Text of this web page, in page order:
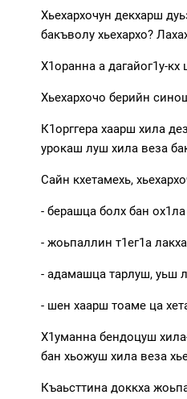
Хьехархочун декхарш
бакъволу хьехархо?
Х1оранна а дагайог1у-
Хьехархочо берийн
К1орггера хаарш хила
урокаш луш хила веза
Сайн кхетамехь,
- берашца болх бан
- жоьпаллин т1ег1а
- адамашца тарлуш, уьш
- шен хаарш тоаме ца
Х1уманна бендоцуш
бан хьожуш хила веза
Къаьсттина доккха